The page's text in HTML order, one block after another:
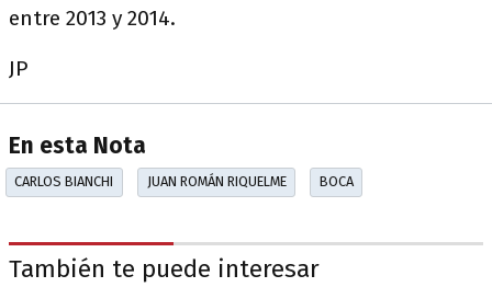
entre 2013 y 2014.
JP
En esta Nota
CARLOS BIANCHI JUAN ROMÁN RIQUELME BOCA
También te puede interesar